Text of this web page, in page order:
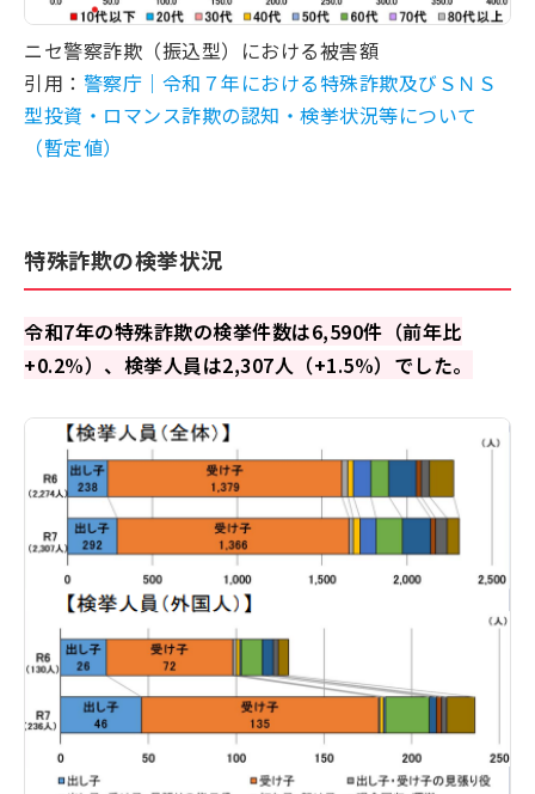
ニセ警察詐欺（振込型）における被害額
引用： 警察庁｜令和７年における特殊詐欺及びＳＮＳ
型投資・ロマンス詐欺の認知・検挙状況等について
（暫定値）
特殊詐欺の検挙状況
令和7年の特殊詐欺の検挙件数は6,590件（前年比
+0.2%）、検挙人員は2,307人（+1.5%）でした。